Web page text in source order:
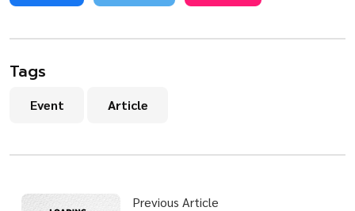
Tags
Event Article
Previous Article